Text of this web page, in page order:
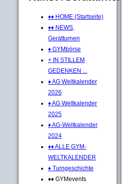
♦♦ HOME (Startseite)
♦♦ NEWS,
Gerätturnen
♦ GYMbörse
+ IN STILLEM
GEDENKEN ...
♦ AG Weltkalender
2026
♦ AG Weltkalender
2025
♦ AG-Weltkalender
2024
♦♦ ALLE GYM-
WELTKALENDER
♦ Turngeschichte
♦♦ GYMevents